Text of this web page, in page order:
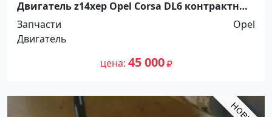
Двигатель z14xep Opel Corsa DL6 контрактный
Краснодар
Запчасти
Opel
Двигатель
цена 45 000